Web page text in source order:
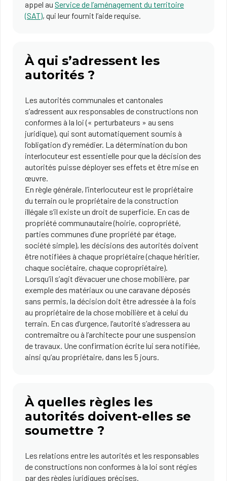
appel au Service de l’aménagement du territoire
(SAT), qui leur fournit l’aide requise.
À qui s’adressent les
autorités ?
Les autorités communales et cantonales
s’adressent aux responsables de constructions non
conformes à la loi (« perturbateurs » au sens
juridique), qui sont automatiquement soumis à
l’obligation d’y remédier. La détermination du bon
interlocuteur est essentielle pour que la décision des
autorités puisse déployer ses effets et être mise en
œuvre.
En règle générale, l’interlocuteur est le propriétaire
du terrain ou le propriétaire de la construction
illégale s’il existe un droit de superficie. En cas de
propriété communautaire (hoirie, copropriété,
parties communes d’une propriété par étage,
société simple), les décisions des autorités doivent
être notifiées à chaque propriétaire (chaque héritier,
chaque sociétaire, chaque copropriétaire).
Lorsqu’il s’agit d’évacuer une chose mobilière, par
exemple des matériaux ou une caravane déposés
sans permis, la décision doit être adressée à la fois
au propriétaire de la chose mobilière et à celui du
terrain. En cas d’urgence, l’autorité s’adressera au
contremaître ou à l’architecte pour une suspension
de travaux. Une confirmation écrite lui sera notifiée,
ainsi qu’au propriétaire, dans les 5 jours.
À quelles règles les
autorités doivent-elles se
soumettre ?
Les relations entre les autorités et les responsables
de constructions non conformes à la loi sont régies
par des règles juridiques précises.